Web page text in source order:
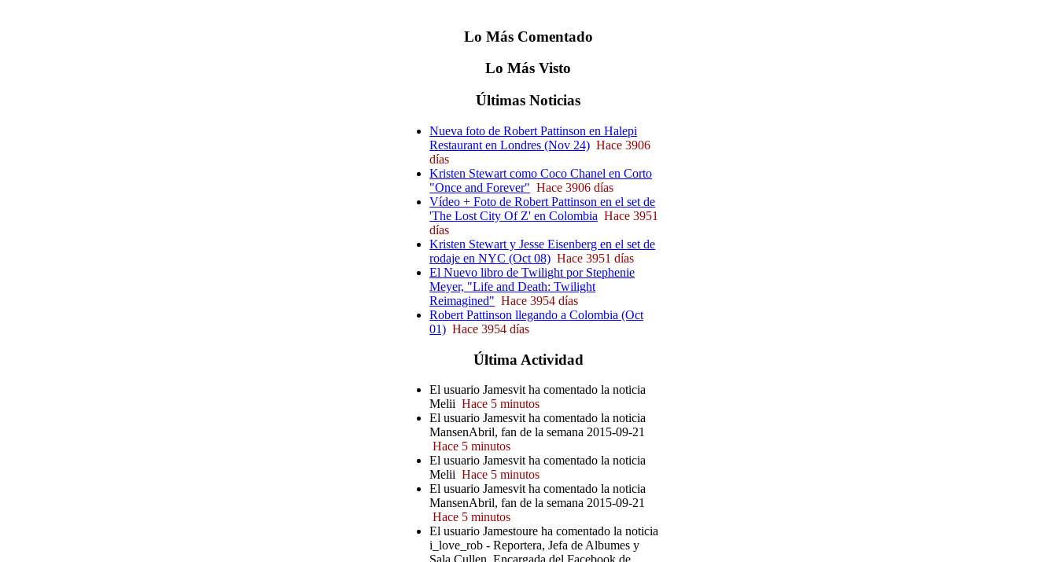
Lo MásComentado
LoMás Visto
Últimas Noticias
Nueva foto de Robert Pattinson en Halepi
Restaurant en Londres (Nov 24) Hace 3906
días
Kristen Stewart como Coco Chanel en Corto
"Once and Forever" Hace 3906 días
Vídeo + Foto de Robert Pattinson en el set de
'The Lost City Of Z' en Colombia Hace 3951
días
Kristen Stewart y Jesse Eisenberg en el set de
rodaje en NYC (Oct 08) Hace 3951 días
El Nuevo libro de Twilight por Stephenie
Meyer, "Life and Death: Twilight
Reimagined" Hace 3954 días
Robert Pattinson llegando a Colombia (Oct
01) Hace 3954 días
Última Actividad
El usuario Jamesvit ha comentado la noticia
Melii Hace 5 minutos
El usuario Jamesvit ha comentado la noticia
MansenAbril, fan de la semana 2015-09-21
Hace 5 minutos
El usuario Jamesvit ha comentado la noticia
Melii Hace 5 minutos
El usuario Jamesvit ha comentado la noticia
MansenAbril, fan de la semana 2015-09-21
Hace 5 minutos
El usuario Jamestoure ha comentado la noticia
i_love_rob - Reportera, Jefa de Albumes y